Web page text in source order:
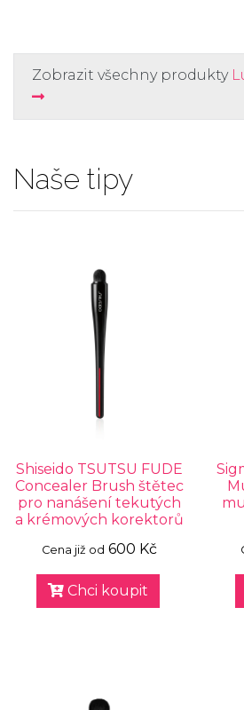
Zobrazit všechny produkty
Naše tipy
Shiseido TSUTSU FUDE
Concealer Brush štětec
pro nanášení tekutých
a krémových korektorů
Cena již od 600 Kč
Chci koupit